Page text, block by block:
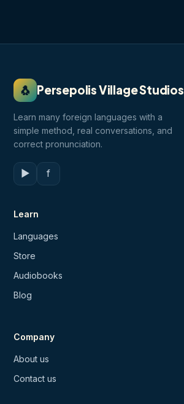
🐧 Persepolis Village Studios
Learn many foreign languages with a
simple method, real conversations, and
correct pronunciation.
▶ f
Learn
Languages
Store
Audiobooks
Blog
Company
About us
Contact us